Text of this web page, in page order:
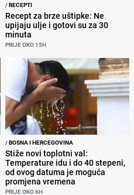
/RECEPTI
Recept za brze uštipke: Ne
upijaju ulje i gotovi su za 30
minuta
PRIJE OKO 15H
/BOSNA I HERCEGOVINA
Stiže novi toplotni val:
Temperature idu i do 40 stepeni,
od ovog datuma je moguća
promjena vremena
PRIJE OKO 6H